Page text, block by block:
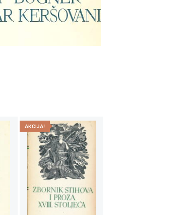
AKCIJA!